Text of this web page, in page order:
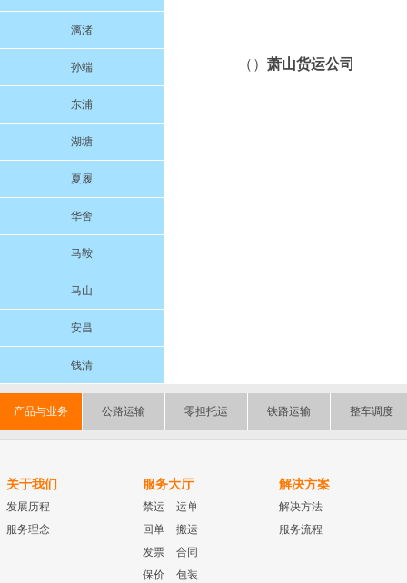
漓渚
孙端
东浦
湖塘
夏履
华舍
马鞍
马山
安昌
钱清
（） 萧山货运公司
产品与业务 公路运输 零担托运 铁路运输 整车调度
关于我们
发展历程
服务理念
服务大厅
禁运
运单
回单
搬运
发票
合同
保价
包装
解决方案
解决方法
服务流程